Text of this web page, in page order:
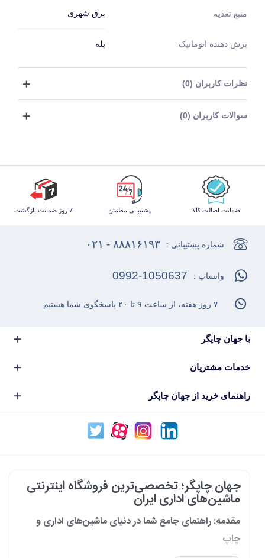
منبع تغذیه برق شهری
برش دهنده اتوماتیک بله
نظرات کاربران (0)
سوالات کاربران (0)
ضمانت اصالت کالا پشتیبانی مطمئن 7 روز ضمانت بازگشت
با جهان چاپگر
خدمات مشتریان
راهنمای خرید از جهان چاپگر
شماره پشتیبانی : ۸۸۸۱۶۱۹۳ - ۰۲۱
واتساپ : 0992-1050637
۷ روز هفته، از ساعت ۹ تا ۲۰ پاسخگوی شما هستیم
جهان چاپگر؛ تخصصی‌ترین فروشگاه اینترنتی
ماشین‌های اداری ایران
مقدمه: راهنمای جامع شما در دنیای ماشین‌های اداری و
چاپ